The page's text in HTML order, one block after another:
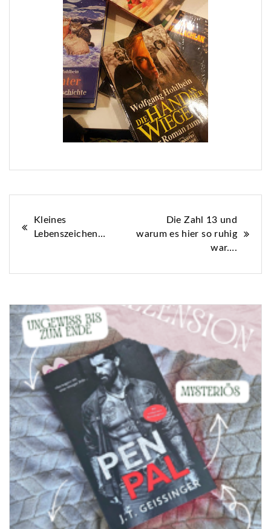
Beitragsnavigation
Kleines
Lebenszeichen…
Die Zahl 13 und
warum es hier so ruhig
war….